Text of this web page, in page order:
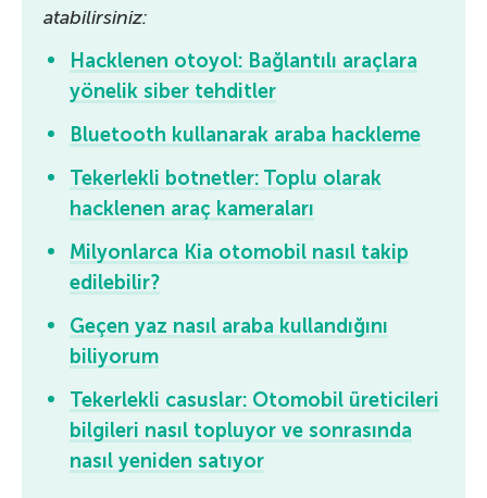
atabilirsiniz:
Hacklenen otoyol: Bağlantılı araçlara
yönelik siber tehditler
Bluetooth kullanarak araba hackleme
Tekerlekli botnetler: Toplu olarak
hacklenen araç kameraları
Milyonlarca Kia otomobil nasıl takip
edilebilir?
Geçen yaz nasıl araba kullandığını
biliyorum
Tekerlekli casuslar: Otomobil üreticileri
bilgileri nasıl topluyor ve sonrasında
nasıl yeniden satıyor